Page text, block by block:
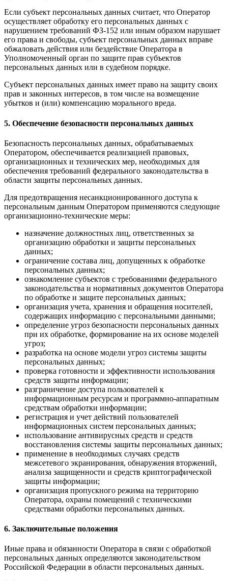
Если субъект персональных данных считает, что Оператор
осуществляет обработку его персональных данных с
нарушением требований ФЗ-152 или иным образом нарушает
его права и свободы, субъект персональных данных вправе
обжаловать действия или бездействие Оператора в
Уполномоченный орган по защите прав субъектов
персональных данных или в судебном порядке.
Субъект персональных данных имеет право на защиту своих
прав и законных интересов, в том числе на возмещение
убытков и (или) компенсацию морального вреда.
5. Обеспечение безопасности персональных данных
Безопасность персональных данных, обрабатываемых
Оператором, обеспечивается реализацией правовых,
организационных и технических мер, необходимых для
обеспечения требований федерального законодательства в
области защиты персональных данных.
Для предотвращения несанкционированного доступа к
персональным данным Оператором применяются следующие
организационно-технические меры:
назначение должностных лиц, ответственных за
организацию обработки и защиты персональных
данных;
ограничение состава лиц, допущенных к обработке
персональных данных;
ознакомление субъектов с требованиями федерального
законодательства и нормативных документов Оператора
по обработке и защите персональных данных;
организация учета, хранения и обращения носителей,
содержащих информацию с персональными данными;
определение угроз безопасности персональных данных
при их обработке, формирование на их основе моделей
угроз;
разработка на основе модели угроз системы защиты
персональных данных;
проверка готовности и эффективности использования
средств защиты информации;
разграничение доступа пользователей к
информационным ресурсам и программно-аппаратным
средствам обработки информации;
регистрация и учет действий пользователей
информационных систем персональных данных;
использование антивирусных средств и средств
восстановления системы защиты персональных данных;
применение в необходимых случаях средств
межсетевого экранирования, обнаружения вторжений,
анализа защищенности и средств криптографической
защиты информации;
организация пропускного режима на территорию
Оператора, охраны помещений с техническими
средствами обработки персональных данных.
6. Заключительные положения
Иные права и обязанности Оператора в связи с обработкой
персональных данных определяются законодательством
Российской Федерации в области персональных данных.